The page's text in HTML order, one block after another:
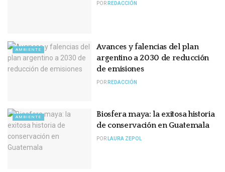
POR REDACCIÓN
AMBIENTE
Avances y falencias del plan
argentino a 2030 de reducción
de emisiones
POR REDACCIÓN
AMBIENTE
Biosfera maya: la exitosa historia
de conservación en Guatemala
POR LAURA ZEPOL